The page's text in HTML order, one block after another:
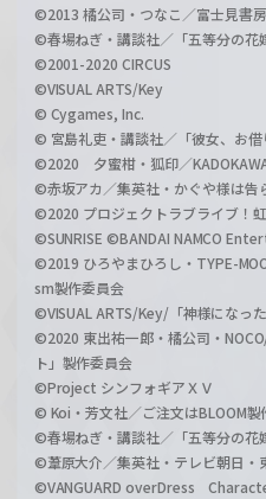
©2013 橘公司・つなこ／富士見書
©春場ねぎ・講談社／「五等分の花
©2001-2020 CIRCUS
©VISUAL ARTS/Key
© Cygames, Inc.
© 宮島礼吏・講談社／「彼女、お
©2020 夕蜜柑・狐印／
©赤坂アカ／集英社・かぐや様は告
©2020 プロジェクトラブライブ！
©SUNRISE ©BANDAI NAMCO
©2019 ひろやまひろし・TYPE-
sm製作委員会
©VISUAL ARTS/Key/「神様になっ
©2020 東出祐一郎・橘公司・
ト」製作委員会
©Project シンフォギアＸＶ
© Koi・芳文社／ご注文はBLOOM製
©春場ねぎ・講談社／「五等分の花
©葦原大介／集英社・テレビ朝日・
©VANGUARD overDress